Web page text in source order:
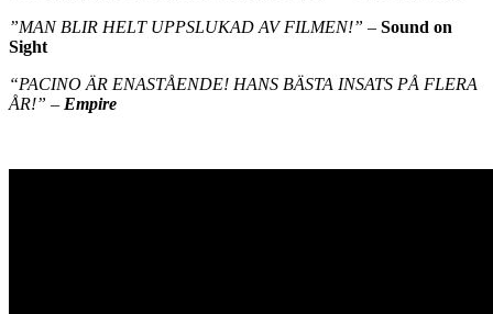
”MAN BLIR HELT UPPSLUKAD AV FILMEN!” – Sound on
Sight
“PACINO ÄR ENASTÅENDE! HANS BÄSTA INSATS PÅ FLERA
ÅR!” – Empire